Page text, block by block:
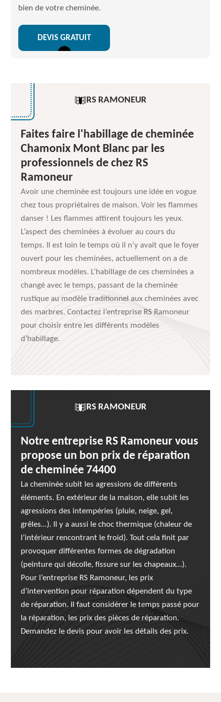
bien de votre cheminée.
DEVIS GRATUIT
RS RAMONEUR
Faites faire l'habillage de cheminée
Chamonix Mont Blanc par les
professionnels de chez RS
Ramoneur
Avoir une cheminée est toujours une idée en vogue
chez tous propriétaires de maison. Voir les flammes
danser ! Les flammes attirent toujours les yeux.
L’aspect des cheminées à évoluer au cours du
temps. Il est loin le temps où il n’y avait que le foyer
ouvert pour les cheminées, actuellement on a de
nombreux modèles. L’habillage de ces cheminées a
changé avec le temps, passant de la cheminée
rustique au modèle traditionnel aux cheminées avec
des marbres. Contactez l’entreprise RS Ramoneur
pour choisir entre les différents modèles
d’habillage.
RS RAMONEUR
Notre entreprise RS Ramoneur vous
propose un bon prix de réparation
de cheminée 74400
La cheminée subit les agressions de différents
éléments. En extérieur de la maison, elle subit les
agressions des intempéries (pluie, neige, gel,
grêles…). Il y a aussi le choc thermique (chaleur de
l’intérieur rencontrant le froid). Tout cela finit par
provoquer différentes formes de dégradation
(peinture qui décolle, fissure sur les chapeaux…).
Pour l’entreprise RS Ramoneur, les prix
d’intervention pour réparation dépendent du type
de réparation. Il faut considérer le temps passé pour
la réparation, les prix des pièces de réparation.
Demandez le devis pour avoir les détails des prix.